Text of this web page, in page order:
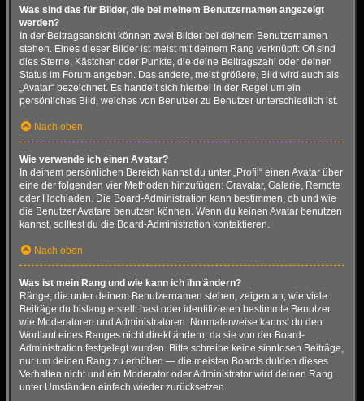
Was sind das für Bilder, die bei meinem Benutzernamen angezeigt
werden?
In der Beitragsansicht können zwei Bilder bei deinem Benutzernamen
stehen. Eines dieser Bilder ist meist mit deinem Rang verknüpft: Oft sind
dies Sterne, Kästchen oder Punkte, die deine Beitragszahl oder deinen
Status im Forum angeben. Das andere, meist größere, Bild wird auch als
„Avatar“ bezeichnet. Es handelt sich hierbei in der Regel um ein
persönliches Bild, welches von Benutzer zu Benutzer unterschiedlich ist.
Nach oben
Wie verwende ich einen Avatar?
In deinem persönlichen Bereich kannst du unter „Profil“ einen Avatar über
eine der folgenden vier Methoden hinzufügen: Gravatar, Galerie, Remote
oder Hochladen. Die Board-Administration kann bestimmen, ob und wie
die Benutzer Avatare benutzen können. Wenn du keinen Avatar benutzen
kannst, solltest du die Board-Administration kontaktieren.
Nach oben
Was ist mein Rang und wie kann ich ihn ändern?
Ränge, die unter deinem Benutzernamen stehen, zeigen an, wie viele
Beiträge du bislang erstellt hast oder identifizieren bestimmte Benutzer
wie Moderatoren und Administratoren. Normalerweise kannst du den
Wortlaut eines Ranges nicht direkt ändern, da sie von der Board-
Administration festgelegt wurden. Bitte schreibe keine sinnlosen Beiträge,
nur um deinen Rang zu erhöhen — die meisten Boards dulden dieses
Verhalten nicht und ein Moderator oder Administrator wird deinen Rang
unter Umständen einfach wieder zurücksetzen.